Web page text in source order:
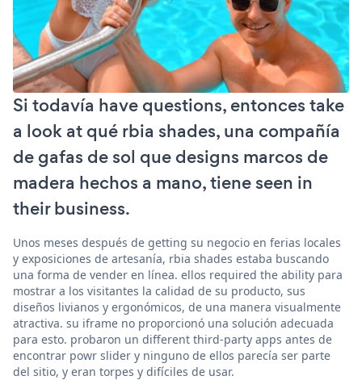
Si todavía have questions, entonces take
a look at qué rbia shades, una compañía
de gafas de sol que designs marcos de
madera hechos a mano, tiene seen in
their business.
Unos meses después de getting su negocio en ferias locales
y exposiciones de artesanía, rbia shades estaba buscando
una forma de vender en línea. ellos required the ability para
mostrar a los visitantes la calidad de su producto, sus
diseños livianos y ergonómicos, de una manera visualmente
atractiva. su iframe no proporcionó una solución adecuada
para esto. probaron un different third-party apps antes de
encontrar powr slider y ninguno de ellos parecía ser parte
del sitio, y eran torpes y difíciles de usar.